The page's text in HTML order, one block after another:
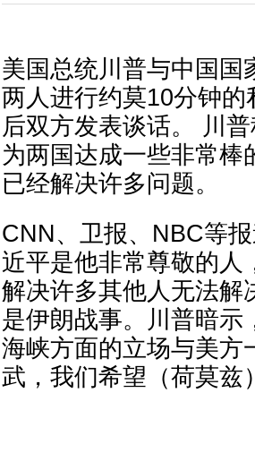
美国总统川普与中国国
两人进行约莫10分钟
后双方发表谈话。 川
为两国达成一些非常棒
已经解决许多问题。
CNN、卫报、NBC等
近平是他非常尊敬的人
解决许多其他人无法解
是伊朗战事。川普暗示
海峡方面的立场与美方
武，我们希望（荷莫兹